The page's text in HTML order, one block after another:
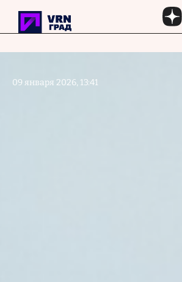
Перейти к основному содержанию
09 января 2026, 13:41